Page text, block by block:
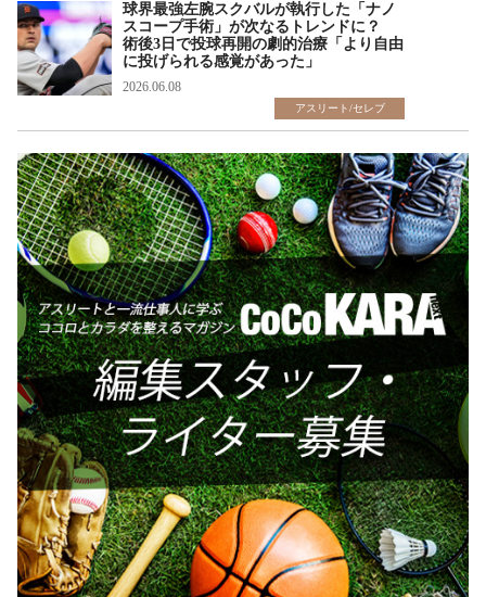
球界最強左腕スクバルが執行した「ナノ
スコープ手術」が次なるトレンドに？
術後3日で投球再開の劇的治療「より自由
に投げられる感覚があった」
2026.06.08
アスリート/セレブ